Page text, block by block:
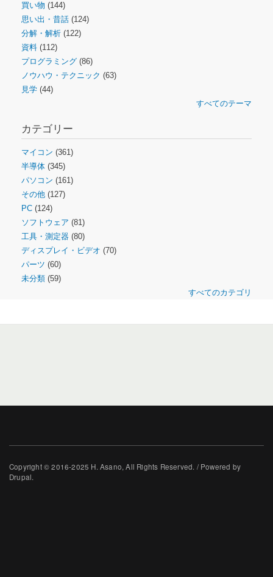
買い物 (144)
思い出・昔話 (124)
分解・解析 (122)
資料 (112)
プログラミング (86)
ノウハウ・テクニック (63)
見学 (44)
すべてのテーマ
カテゴリー
マイコン (361)
半導体 (345)
パソコン (161)
その他 (127)
PC (124)
ソフトウェア (81)
工具・測定器 (80)
ディスプレイ・ビデオ (70)
パーツ (60)
未分類 (59)
すべてのカテゴリ
Copyright © 2016-2025 H. Asano, All Rights Reserved. / Powered by
Drupal.